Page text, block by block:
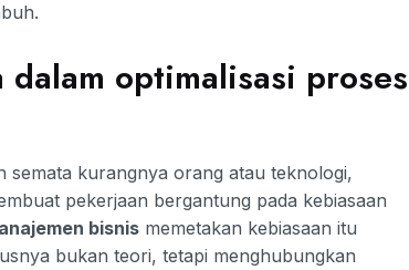
optimalisasi proses
kurangnya orang atau teknologi,
pekerjaan bergantung pada kebiasaan
bisnis memetakan kebiasaan itu
bukan teori, tetapi menghubungkan